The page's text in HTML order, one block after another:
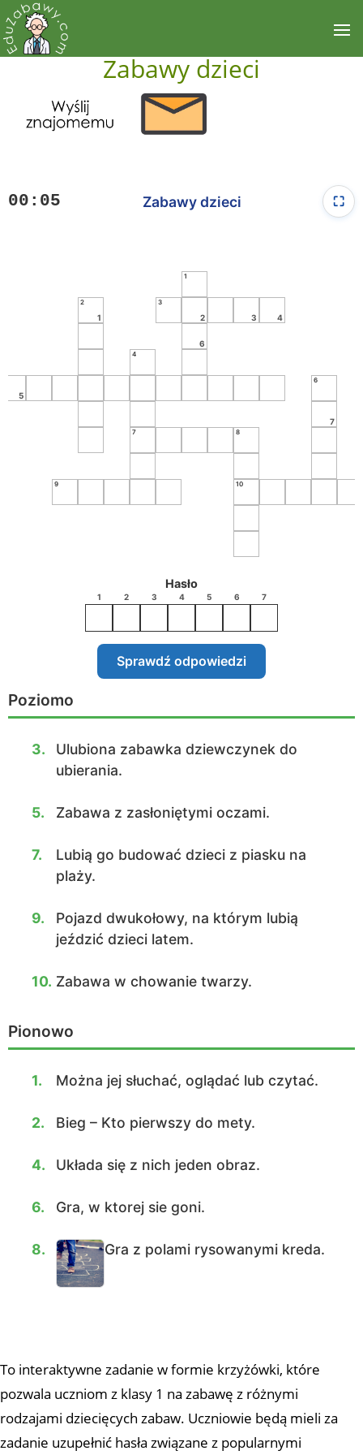
Zabawy dzieci
00:05 Zabawy dzieci ⛶
1
2
1
3
2 3 4
6
4
5
6
7
7 8
9 10
Hasło
1 2 3 4 5 6 7
Sprawdź odpowiedzi
Poziomo
3.
Ulubiona zabawka dziewczynek do
ubierania.
5. Zabawa z zasłoniętymi oczami.
7.
Lubią go budować dzieci z piasku na
plaży.
9.
Pojazd dwukołowy, na którym lubią
jeździć dzieci latem.
10. Zabawa w chowanie twarzy.
Pionowo
1. Można jej słuchać, oglądać lub czytać.
2. Bieg – Kto pierwszy do mety.
4. Układa się z nich jeden obraz.
6. Gra, w ktorej sie goni.
8. Gra z polami rysowanymi kreda.
To interaktywne zadanie w formie krzyżówki, które
pozwala uczniom z klasy 1 na zabawę z różnymi
rodzajami dziecięcych zabaw. Uczniowie będą mieli za
zadanie uzupełnić hasła związane z popularnymi